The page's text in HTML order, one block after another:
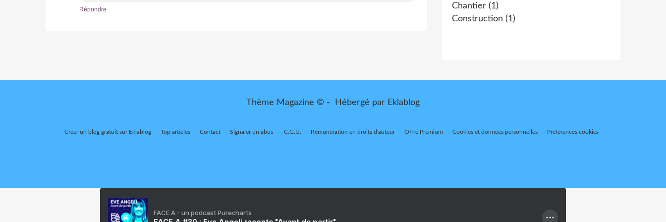
Répondre Chantier (1)
Construction (1)
Thème Magazine © - Hébergé par Eklablog
Créer un blog gratuit sur Eklablog Top articles Contact Signaler un abus C.G.U. Rémunération en droits d'auteur Offre Premium Cookies et données personnelles Préférences cookies
FACE A - un podcast Purecharts